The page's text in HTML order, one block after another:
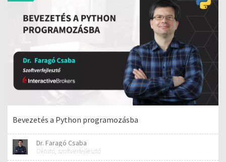
Bevezetés a Python programozásba
Dr. Faragó Csaba
Oktató, szoftverfejlesztő